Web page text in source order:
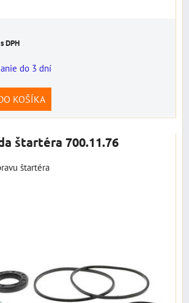
s DPH
do 3 dní
KOŠÍKA
štartéra 700.11.76
štartéra